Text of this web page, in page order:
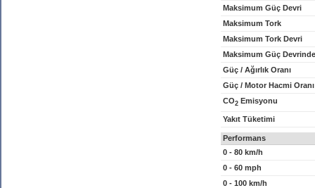
Maksimum Güç Devri
Maksimum Tork
Maksimum Tork Devri
Maksimum Güç
Güç / Ağırlık Oranı
Güç / Motor Hacmi Oranı
CO2 Emisyonu
Yakıt Tüketimi
Performans
0 - 80 km/h
0 - 60 mph
0 - 100 km/h